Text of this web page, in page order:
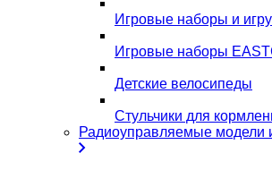
Игровые наборы и
Игровые наборы
Детские велосипеды
Стульчики для
Радиоуправляемые модели